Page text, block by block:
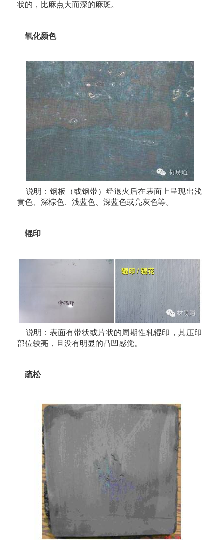
状的，比麻点大而深的麻斑。
氧化颜色
说明：钢板（或钢带）经退火后在表面上呈现出浅
黄色、深棕色、浅蓝色、深蓝色或亮灰色等。
辊印
说明：表面有带状或片状的周期性轧辊印，其压印
部位较亮，且没有明显的凸凹感觉。
疏松